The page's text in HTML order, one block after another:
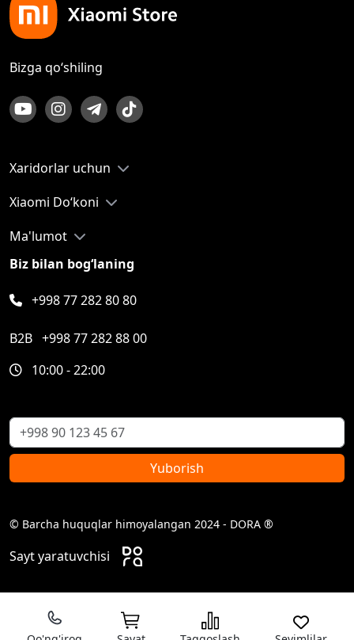
Bizga qo‘shiling
Xaridorlar uchun
Xiaomi Do‘koni
Ma'lumot
Biz bilan bog‘laning
+998 77 282 80 80
B2B +998 77 282 88 00
10:00 - 22:00
Yuborish
© Barcha huquqlar himoyalangan 2024 - DORA ®
Sayt yaratuvchisi